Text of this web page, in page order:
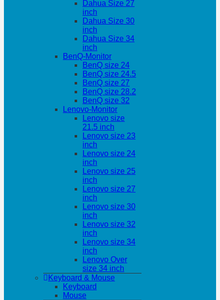
Dahua Size 27
inch
Dahua Size 30
inch
Dahua Size 34
inch
BenQ-Monitor
BenQ size 24
BenQ size 24.5
BenQ size 27
BenQ size 28.2
BenQ size 32
Lenovo-Monitor
Lenovo size
21.5 inch
Lenovo size 23
inch
Lenovo size 24
inch
Lenovo size 25
inch
Lenovo size 27
inch
Lenovo size 30
inch
Lenovo size 32
inch
Lenovo size 34
inch
Lenovo Over
size 34 inch
Keyboard & Mouse
Keyboard
Mouse